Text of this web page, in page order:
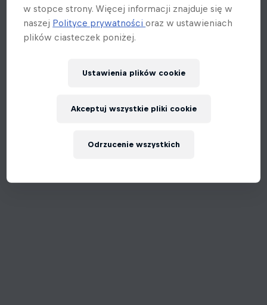
w stopce strony. Więcej informacji znajduje się w
naszej Polityce prywatnościoraz w ustawieniach
plików ciasteczek poniżej.
Ustawienia plików cookie
Odrzucenie wszystkich
Akceptuj wszystkie pliki cookie